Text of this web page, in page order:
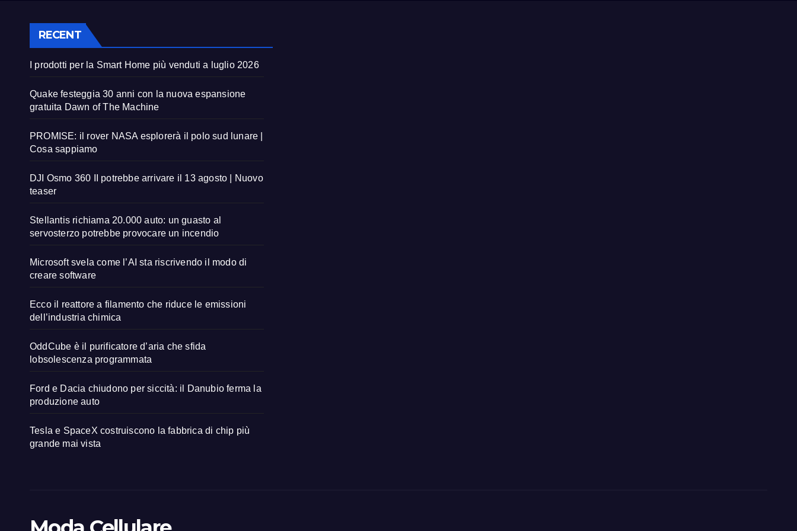
RECENT
I prodotti per la Smart Home più venduti a luglio 2026
Quake festeggia 30 anni con la nuova espansione
gratuita Dawn of The Machine
PROMISE: il rover NASA esplorerà il polo sud lunare |
Cosa sappiamo
DJI Osmo 360 II potrebbe arrivare il 13 agosto | Nuovo
teaser
Stellantis richiama 20.000 auto: un guasto al
servosterzo potrebbe provocare un incendio
Microsoft svela come l’AI sta riscrivendo il modo di
creare software
Ecco il reattore a filamento che riduce le emissioni
dell’industria chimica
OddCube è il purificatore d’aria che sfida
lobsolescenza programmata
Ford e Dacia chiudono per siccità: il Danubio ferma la
produzione auto
Tesla e SpaceX costruiscono la fabbrica di chip più
grande mai vista